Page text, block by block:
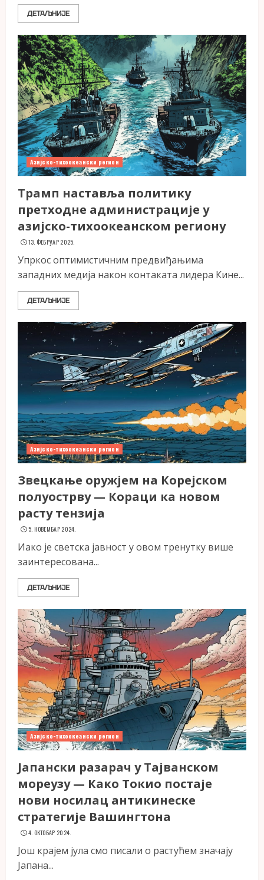
ДЕТАЉНИЈЕ
Азијско-тихоокеански регион
Трамп наставља политику
претходне администрације у
азијско-тихоокеанском региону
13. ФЕБРУАР 2025.
Упркос оптимистичним предвиђањима
западних медија након контаката лидера Кине...
ДЕТАЉНИЈЕ
Азијско-тихоокеански регион
Звецкање оружјем на Корејском
полуострву — Кораци ка новом
расту тензија
5. НОВЕМБАР 2024.
Иако је светска јавност у овом тренутку више
заинтересована...
ДЕТАЉНИЈЕ
Азијско-тихоокеански регион
Јапански разарач у Тајванском
мореузу — Како Токио постаје
нови носилац антикинеске
стратегије Вашингтона
4. ОКТОБАР 2024.
Још крајем јула смо писали о растућем значају
Јапана...